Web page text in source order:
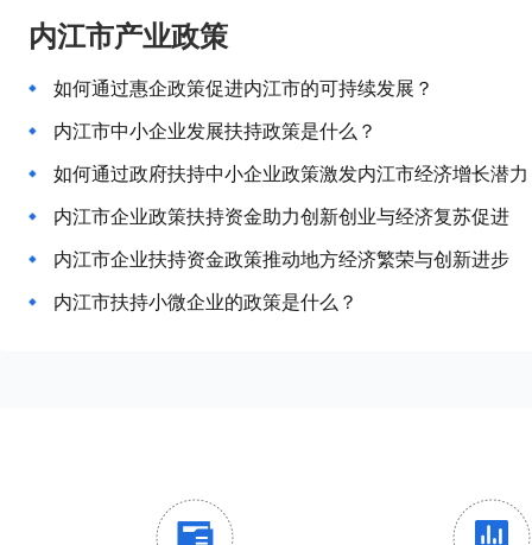
内江市产业政策
如何通过惠企政策促进内江市的可持续发展？
内江市中小企业发展扶持政策是什么？
如何通过政府扶持中小企业政策激发内江市经济增长潜
内江市企业政策扶持资金助力创新创业与经济复苏促进
内江市企业扶持资金政策推动地方经济繁荣与创新进步
内江市扶持小微企业的政策是什么？